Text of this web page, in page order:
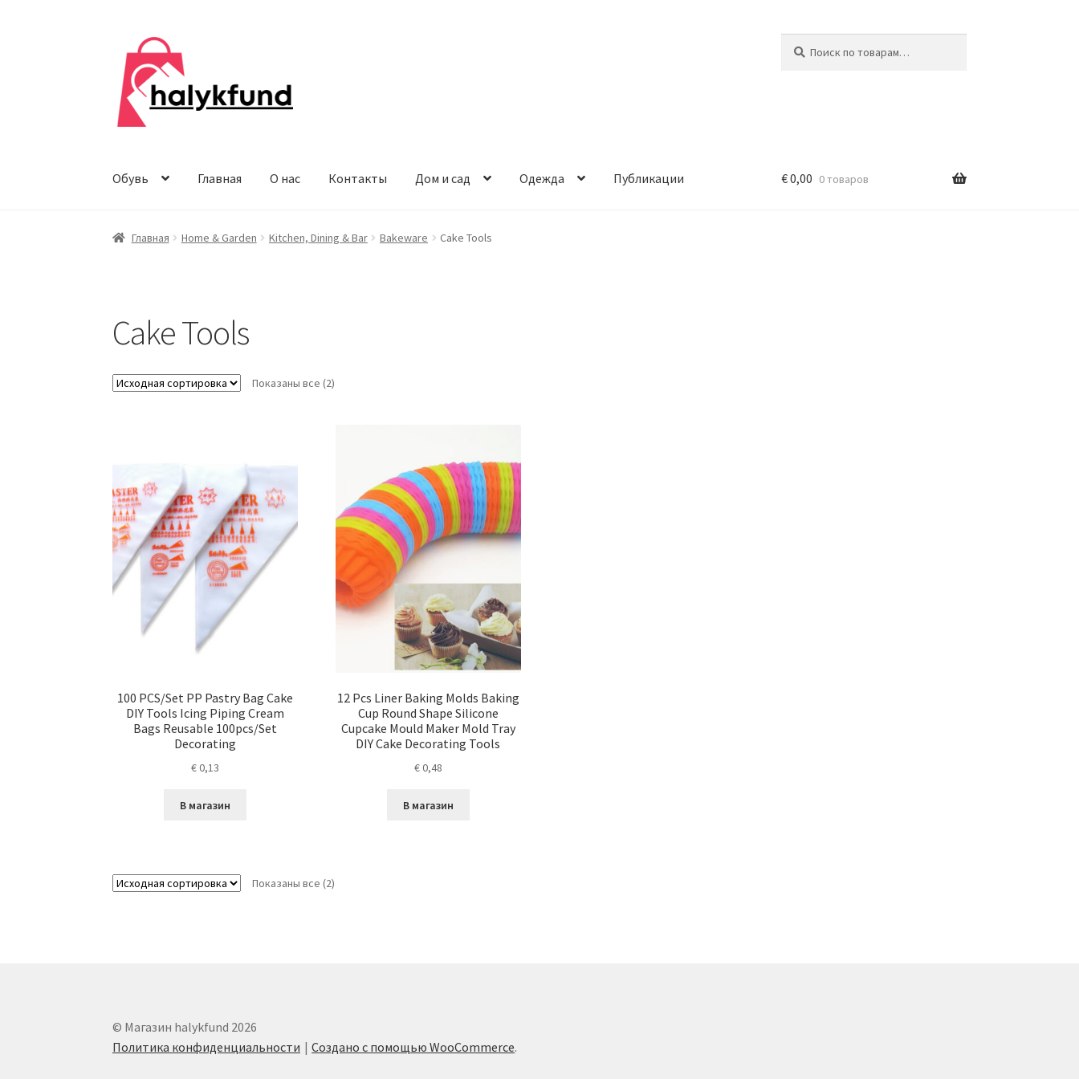
Перейти
навигации
Перейти
содержимому
Обувь Главная О нас Контакты Дом и сад Одежда Публикации €0,00 0 товаров
Главная Home & Garden Kitchen, Dining & Bar Bakeware Cake Tools
Cake Tools
Показаны все (2)
100 PCS/Set PP Pastry Bag Cake
DIY Tools Icing Piping Cream
Bags Reusable 100pcs/Set
Decorating
€0,13
В магазин
12 Pcs Liner Baking Molds Baking
Cup Round Shape Silicone
Cupcake Mould Maker Mold Tray
DIY Cake Decorating Tools
€0,48
В магазин
Показаны все (2)
© Магазин halykfund 2026
Политика конфиденциальности
Создано с помощью WooCommerce.